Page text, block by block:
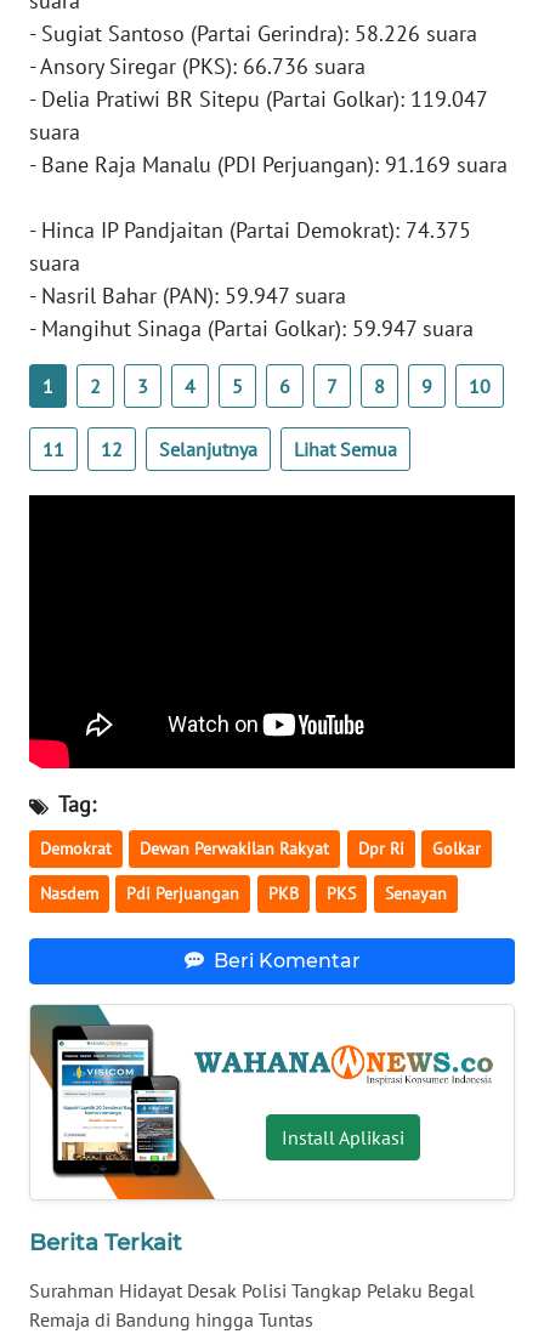
- Sugiat Santoso (Partai Gerindra): 58.226 suara
- Ansory Siregar (PKS): 66.736 suara
- Delia Pratiwi BR Sitepu (Partai Golkar): 119.047
suara
- Bane Raja Manalu (PDI Perjuangan): 91.169 suara
- Hinca IP Pandjaitan (Partai Demokrat): 74.375
suara
- Nasril Bahar (PAN): 59.947 suara
- Mangihut Sinaga (Partai Golkar): 59.947 suara
1 2 3 4 5 6 7 8 9 10
11 12 Selanjutnya Lihat Semua
Tag:
Demokrat Dewan Perwakilan Rakyat Dpr Ri Golkar
Nasdem Pdi Perjuangan PKB PKS Senayan
Beri Komentar
Install Aplikasi
Berita Terkait
Surahman Hidayat Desak Polisi Tangkap Pelaku Begal
Remaja di Bandung hingga Tuntas
WN
NUSANTARA
JOGJA
JATIM
WN
BALI
KALBAR
WN
KALTIM
WN
SULSEL
SULUT
WN
MALUKU
WN
WN
DAIRI